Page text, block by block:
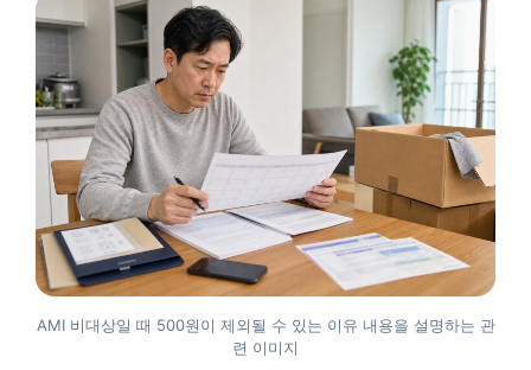
AMI 비대상일 때 500원이 제외될 수 있는 이유 내용을 설명하는 관
련 이미지